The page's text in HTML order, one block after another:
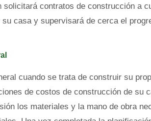
contratos de construcción a
casa y supervisará de cerca el
cuando se trata de construir su
de costos de construcción de su
los materiales y la mano de obra